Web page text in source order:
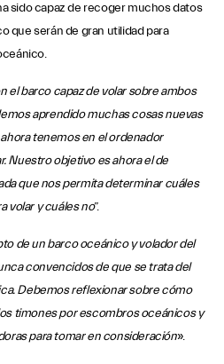
sido capaz de recoger muchos datos
que serán de gran utilidad para
el barco capaz de volar sobre ambos
aprendido muchas cosas nuevas
tenemos en el ordenador
Nuestro objetivo es ahora el de
que nos permita determinar cuáles
volar y cuáles no”.
de un barco oceánico y volador del
convencidos de que se trata del
Debemos reflexionar sobre cómo
timones por escombros oceánicos y
para tomar en consideración».